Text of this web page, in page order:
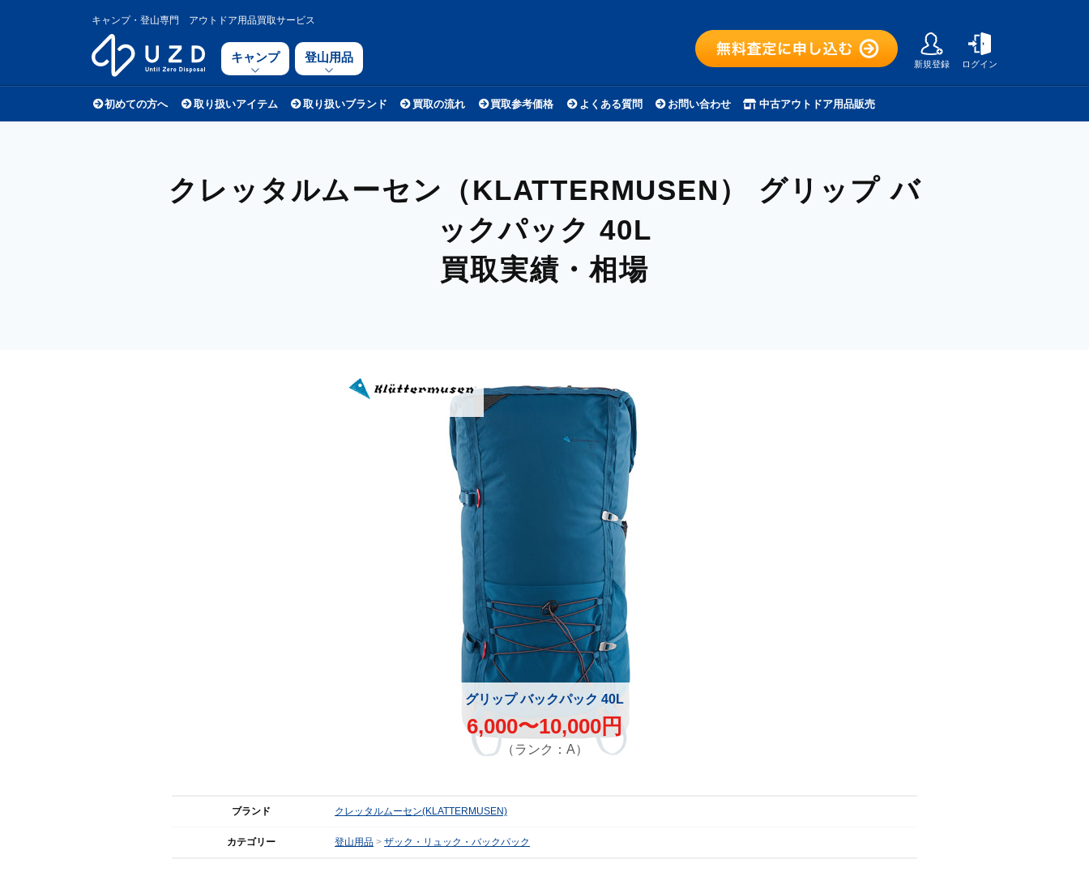
キャンプ・登山専門 アウトドア用品買取サービス
キャンプ 登山用品 新規登録 ログイン
初めての方へ 取り扱いアイテム 取り扱いブランド 買取の流れ 買取参考価格 よくある質問 お問い合わせ 中古アウトドア用品販売
クレッタルムーセン（KLATTERMUSEN） グリップ バ
ックパック 40L
買取実績・相場
グリップ バックパック 40L
6,000〜10,000円
（ランク：A）
ブランド クレッタルムーセン(KLATTERMUSEN)
カテゴリー 登山用品 ザック・リュック・バックパック